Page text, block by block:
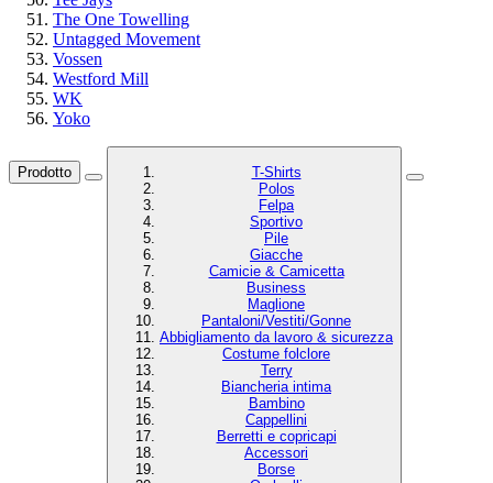
The One Towelling
Untagged Movement
Vossen
Westford Mill
WK
Yoko
Prodotto
T-Shirts
Polos
Felpa
Sportivo
Pile
Giacche
Camicie & Camicetta
Business
Maglione
Pantaloni/Vestiti/Gonne
Abbigliamento da lavoro & sicurezza
Costume folclore
Terry
Biancheria intima
Bambino
Cappellini
Berretti e copricapi
Accessori
Borse